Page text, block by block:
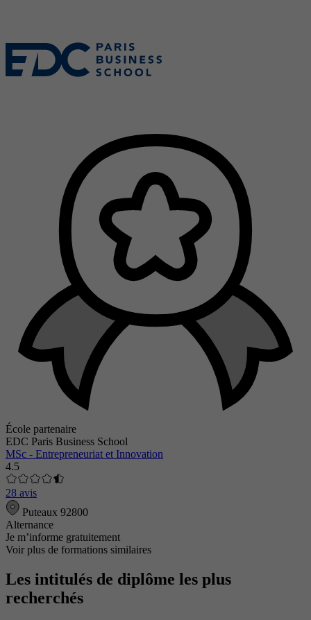
École partenaire
EDC Paris Business School
MSc - Entrepreneuriat et Innovation
4.5
28 avis
Puteaux 92800
Alternance
Je m’informe gratuitement
Voir plus de formations similaires
Les intitulés de diplôme les plus
recherchés